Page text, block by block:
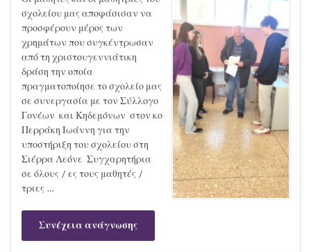
σχολείου μας αποφάσισαν να
προσφέρουν μέρος των
χρημάτων που συγκέντρωσαν
από τη χριστουγεννιάτικη
δράση την οποία
πραγματοποίησε το σχολείο μας
σε συνεργασία με τον Σύλλογο
Γονέων και Κηδεμόνων στον κο
Περράκη Ιωάννη για την
υποστήριξη του σχολείου στη
Σιέρρα Λεόνε Συγχαρητήρια
σε όλους / ες τους μαθητές /
τριες …
Συνέχεια ανάγνωσης